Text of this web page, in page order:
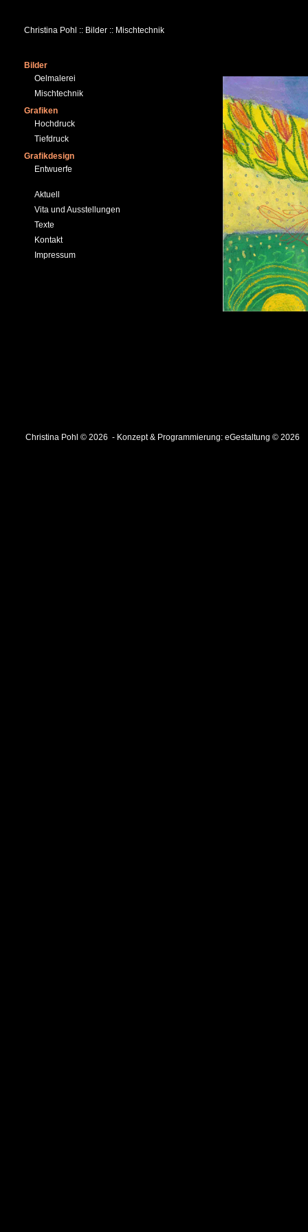
Christina Pohl :: Bilder :: Mischtechnik
Bilder
Oelmalerei
Mischtechnik
Grafiken
Hochdruck
Tiefdruck
Grafikdesign
Entwuerfe
Aktuell
Vita und Ausstellungen
Texte
Kontakt
Impressum
Christina Pohl © 2026 - Konzept & Programmierung: eGestaltung © 2026